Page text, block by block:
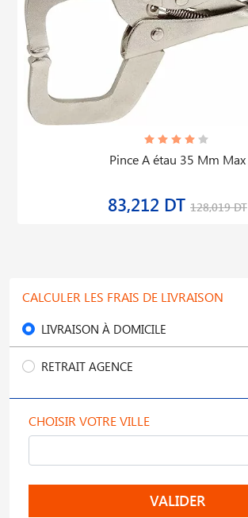
Pince A étau 35 Mm Max
83,212 DT 128,019 DT
CALCULER LES FRAIS DE LIVRAISON
LIVRAISON À DOMICILE
RETRAIT AGENCE
CHOISIR VOTRE VILLE
VALIDER